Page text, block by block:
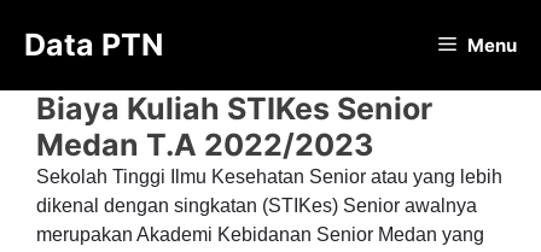
Data PTN Menu
Biaya Kuliah STIKes Senior
Medan T.A 2022/2023
Sekolah Tinggi Ilmu Kesehatan Senior atau yang lebih
dikenal dengan singkatan (STIKes) Senior awalnya
merupakan Akademi Kebidanan Senior Medan yang